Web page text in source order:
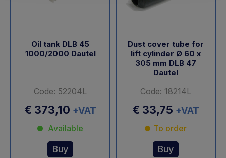
Oil tank DLB 45
1000/2000 Dautel
Code: 52204L
€ 373,10 +VAT
Available
Buy
Dust cover tube for
lift cylinder Ø 60 x
305 mm DLB 47
Dautel
Code: 18214L
€ 33,75 +VAT
To order
Buy